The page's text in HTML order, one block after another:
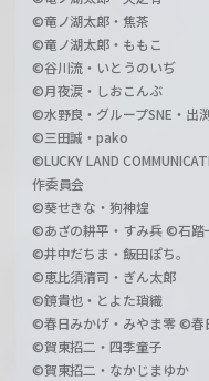
©竜ノ湖太郎・焦茶
©竜ノ湖太郎・ももこ
©谷川流・いとうのいぢ
©月夜涙・しおこんぶ
©水野良・グループSNE・出
©三田誠・pako
©LUCKY LAND
作委員会
©葵せきな・狗神煌
©あざの耕平・すみ兵 ©石踏
©井中だちま・飯田ぽち。
©恵比須清司・ぎん太郎
©鏡貴也・とよた瑣織
©春日みかげ・みやま零 ©春
©賀東招二・四季童子
©賀東招二・なかじまゆか